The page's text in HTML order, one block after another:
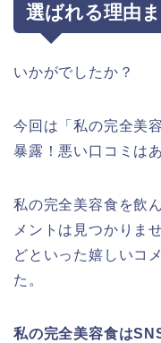
選ばれる理由
いかがでしたか？
今回は「私の完全美
暴露！悪い口コミは
私の完全美容食 を飲
メントは見つかりま
どといった嬉しいコ
た。
私の完全美容食は